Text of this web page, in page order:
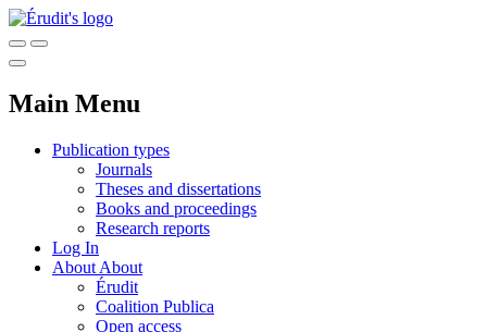
Main Menu
Publication types
Journals
Theses and dissertations
Books and proceedings
Research reports
Log In
About About
Érudit
Coalition Publica
Open access